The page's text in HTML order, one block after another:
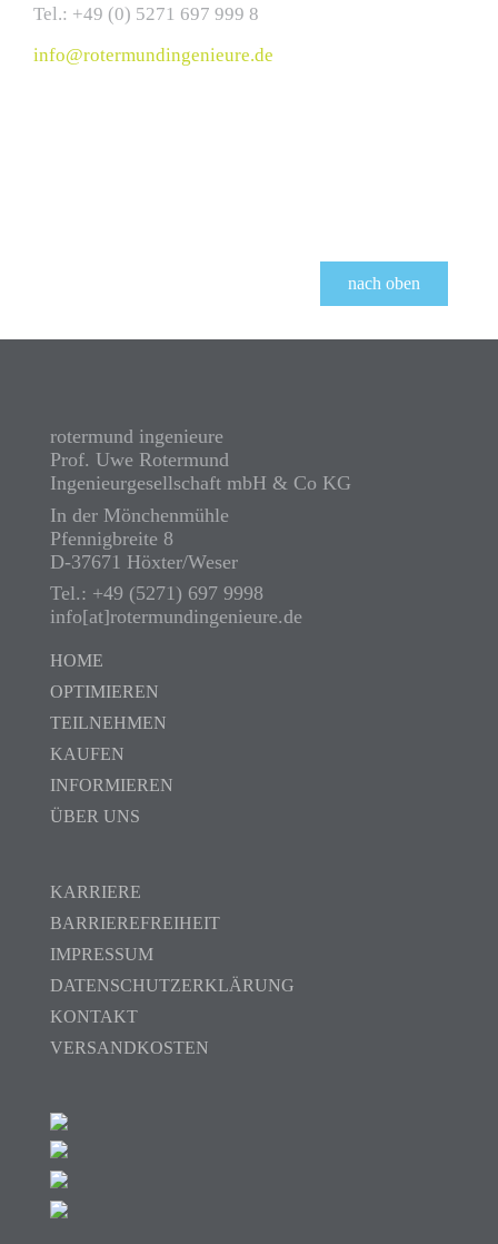
Tel.: +49 (0) 5271 697 999 8
info@rotermundingenieure.de
nach oben
rotermund ingenieure
Prof. Uwe Rotermund
Ingenieurgesellschaft mbH & Co KG
In der Mönchenmühle
Pfennigbreite 8
D-37671 Höxter/Weser
Tel.: +49 (5271) 697 9998
info[at]rotermundingenieure.de
HOME
OPTIMIEREN
TEILNEHMEN
KAUFEN
INFORMIEREN
ÜBER UNS
KARRIERE
BARRIEREFREIHEIT
IMPRESSUM
DATENSCHUTZERKLÄRUNG
KONTAKT
VERSANDKOSTEN